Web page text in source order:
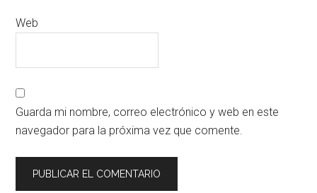
Web
Guarda mi nombre, correo electrónico y web en este
navegador para la próxima vez que comente.